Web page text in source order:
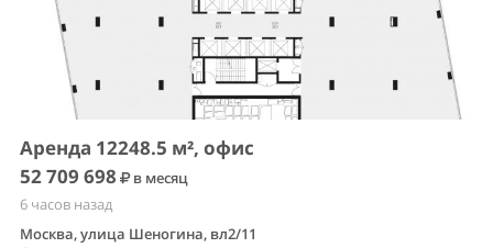
Аренда 12248.5 м², офис
52 709 698
в месяц
6 часов назад
Москва, улица Шеногина, вл2/11